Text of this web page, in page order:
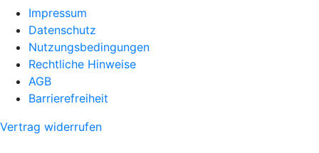
Impressum
Datenschutz
Nutzungsbedingungen
Rechtliche Hinweise
AGB
Barrierefreiheit
Vertrag widerrufen